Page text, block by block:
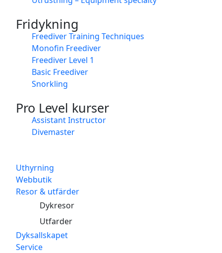
Fridykning
Freediver Training Techniques
Monofin Freediver
Freediver Level 1
Basic Freediver
Snorkling
Pro Level kurser
Assistant Instructor
Divemaster
Uthyrning
Webbutik
Resor & utfärder
Dykresor
Utfarder
Dyksallskapet
Service